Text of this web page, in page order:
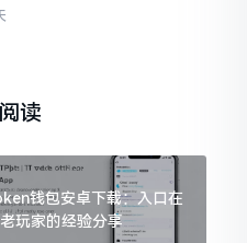
读
钱包安卓下载：入口在
玩家的经验分享